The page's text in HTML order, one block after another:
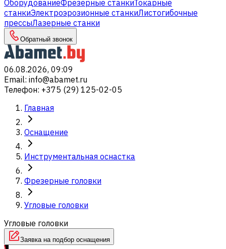
ОборудованиеФрезерные станкиТокарные
станкиЭлектроэрозионные станкиЛистогибочные
прессыЛазерные станки
Обратный звонок
06.08.2026, 09:09
Email: info@abamet.ru
Телефон: +375 (29) 125-02-05
Главная
Оснащение
Инструментальная оснастка
Фрезерные головки
Угловые головки
Угловые головки
Заявка на подбор оснащения